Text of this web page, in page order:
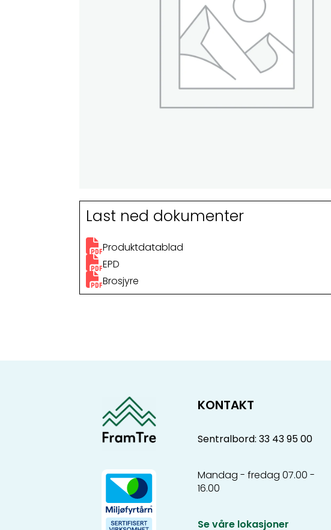
Last ned dokumenter
Produktdatablad
EPD
Brosjyre
KONTAKT
Sentralbord: 33 43 95 00
Mandag - fredag 07.00 -
16.00
Se våre lokasjoner